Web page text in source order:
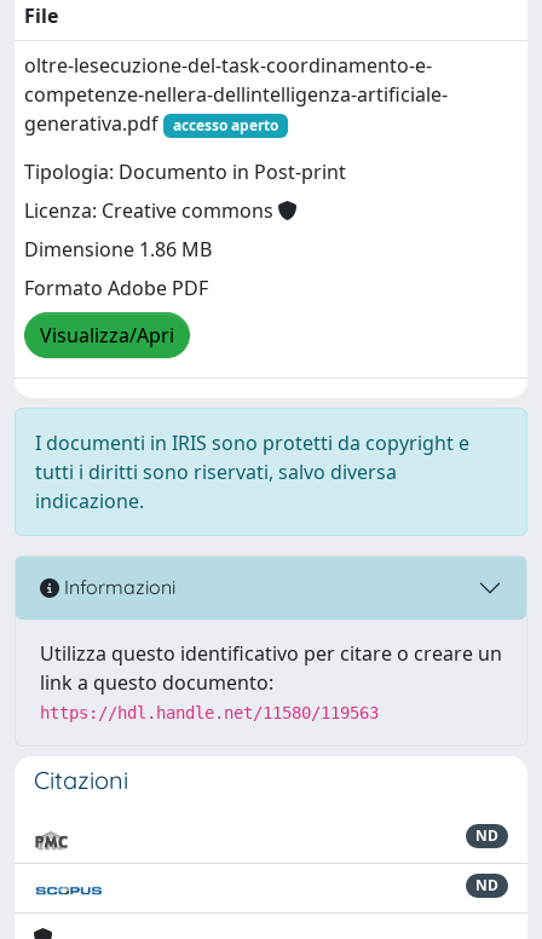
File
oltre-lesecuzione-del-task-coordinamento-e-
competenze-nellera-dellintelligenza-artificiale-
generativa.pdf
accesso aperto
Tipologia: Documento in Post-print
Licenza: Creative commons
Dimensione 1.86 MB
Formato Adobe PDF
Visualizza/Apri
I documenti in IRIS sono protetti da copyright e
tutti i diritti sono riservati, salvo diversa
indicazione.
Informazioni
Utilizza questo identificativo per citare o creare un
link a questo documento:
https://hdl.handle.net/11580/119563
Citazioni
ND
ND